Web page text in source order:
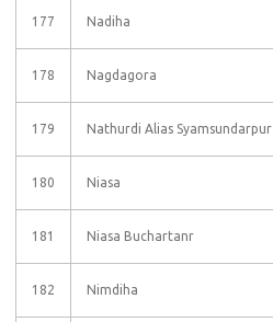
177 Nadiha
178 Nagdagora
179 Nathurdi Alias Syamsundarpur
180 Niasa
181 Niasa Buchartanr
182 Nimdiha